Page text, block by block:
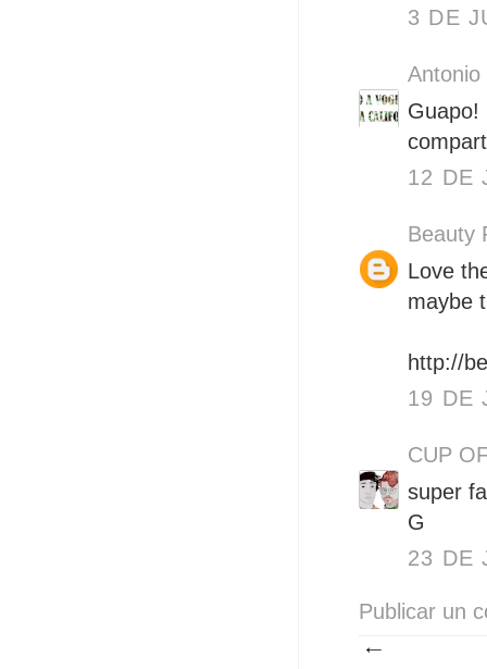
3 DE
Antonio
Guapo!
12 DE
Beauty
Love
maybe
http://
19 DE
CUP
super
G
23 DE
Publicar un